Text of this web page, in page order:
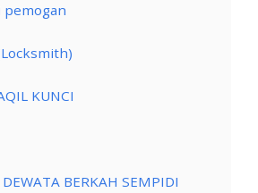
pemogan
KUNCI
BERKAH SEMPIDI